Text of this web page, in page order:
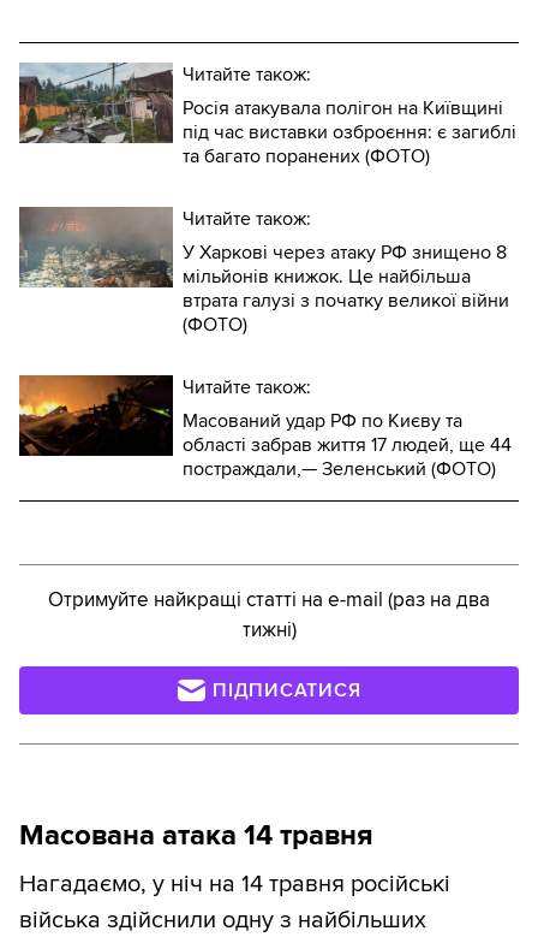
Читайте також:
Росія атакувала полігон на Київщині
під час виставки озброєння: є загиблі
та багато поранених (ФОТО)
Читайте також:
У Харкові через атаку РФ знищено 8
мільйонів книжок. Це найбільша
втрата галузі з початку великої війни
(ФОТО)
Читайте також:
Масований удар РФ по Києву та
області забрав життя 17 людей, ще 44
постраждали,— Зеленський (ФОТО)
Отримуйте найкращі статті на e-mail (раз на два
тижні)
ПІДПИСАТИСЯ
Масована атака 14 травня
Нагадаємо, у ніч на 14 травня російські
війська здійснили одну з найбільших